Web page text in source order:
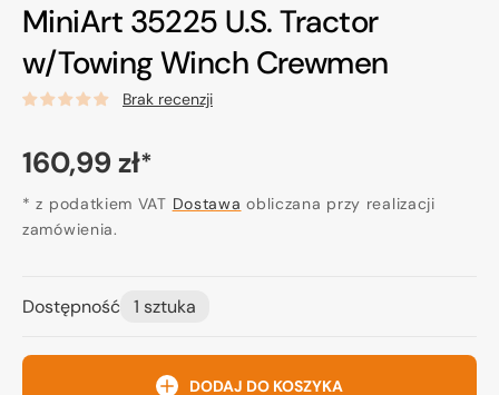
MiniArt 35225 U.S. Tractor
w/Towing Winch Crewmen
Brak recenzji
Cena
regularna
160,99 zł*
* z podatkiem VAT Dostawa obliczana przy realizacji
zamówienia.
Dostępność 1 sztuka
DODAJ DO KOSZYKA